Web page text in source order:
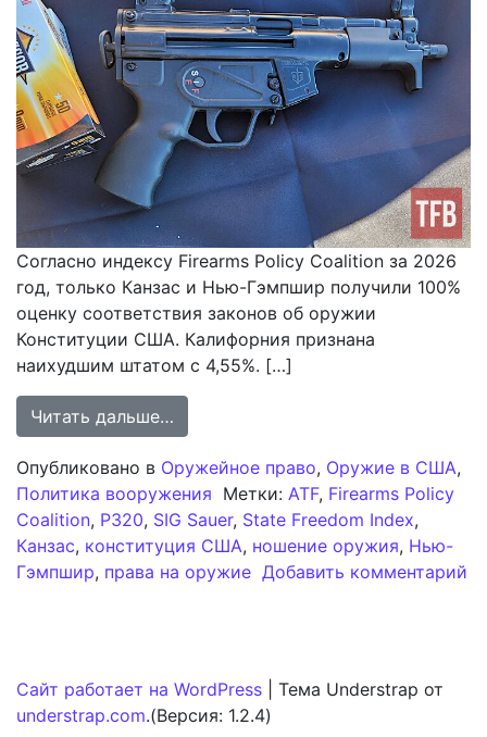
Согласно индексу Firearms Policy Coalition за 2026
год, только Канзас и Нью-Гэмпшир получили 100%
оценку соответствия законов об оружии
Конституции США. Калифорния признана
наихудшим штатом с 4,55%. […]
Читать дальше…
Опубликовано в Оружейное право, Оружие в США,
Политика вооружения Метки: ATF, Firearms Policy
Coalition, P320, SIG Sauer, State Freedom Index,
Канзас, конституция США, ношение оружия, Нью-
Гэмпшир, права на оружие Добавить комментарий
Сайт работает на WordPress
Тема Understrap от
understrap.com.(Версия: 1.2.4)